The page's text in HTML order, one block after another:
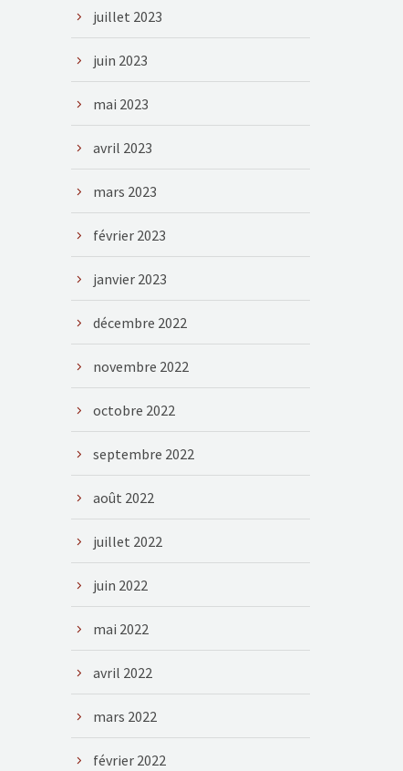
juillet 2023
juin 2023
mai 2023
avril 2023
mars 2023
février 2023
janvier 2023
décembre 2022
novembre 2022
octobre 2022
septembre 2022
août 2022
juillet 2022
juin 2022
mai 2022
avril 2022
mars 2022
février 2022